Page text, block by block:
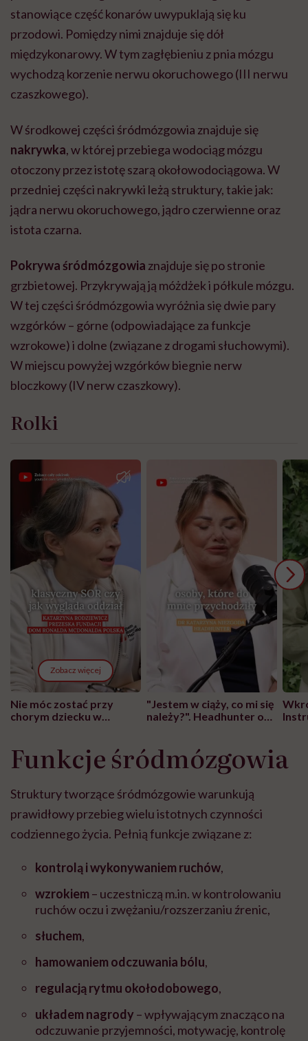
stanowiące część konarów uwypuklają się ku
przodowi. Pomiędzy nimi znajduje się dół
międzykonarowy. W tym zagłębieniu z pnia mózgu
wychodzą korzenie nerwu okoruchowego (III nerwu
czaszkowego).
W środkowej części śródmózgowia znajduje się
nakrywka, w której przebiega wodociąg mózgu
otoczony przez istotę szarą okołowodociągowa. W
przedniej części nakrywki leżą struktury, takie jak:
jądra nerwu okoruchowego, jądro czerwienne oraz
istota czarna.
Pokrywa śródmózgowia znajduje się po stronie
grzbietowej. Przykrywają ją móżdżek i półkule mózgu.
W tej części śródmózgowia wyróżnia się dwie pary
wzgórków – górne (odpowiadające za funkcje
wzrokowe) i dolne (związane z drogami słuchowymi).
W miejscu powyżej wzgórków biegnie nerw
bloczkowy (IV nerw czaszkowy).
Rolki
Zobacz więcej
Nie móc zostać przy
chorym dziecku w
może chyba tylko
głupota i brak
"Jestem w ciąży, co mi się
należy?". Headhunter o
pracy
Funkcje śródmózgowia
Struktury tworzące śródmózgowie warunkują
prawidłowy przebieg wielu istotnych czynności
codziennego życia. Pełnią funkcje związane z:
kontrolą i wykonywaniem ruchów,
wzrokiem – uczestniczą m.in. w kontrolowaniu
ruchów oczu i zwężaniu/rozszerzaniu źrenic,
słuchem,
hamowaniem odczuwania bólu,
regulacjąrytmu okołodobowego,
układem nagrody – wpływającym znacząco na
odczuwanie przyjemności, motywację, kontrolę